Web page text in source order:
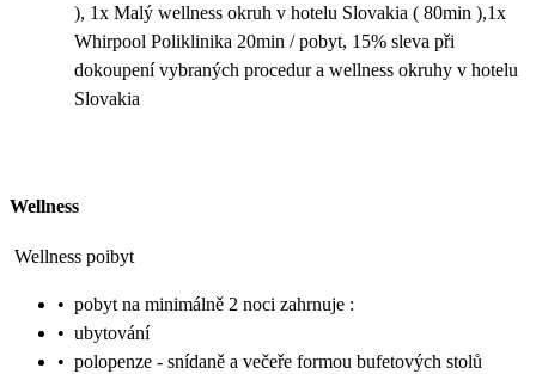
), 1x Malý wellness okruh v hotelu Slovakia ( 80min ),1x
Whirpool Poliklinika 20min / pobyt, 15% sleva při
dokoupení vybraných procedur a wellness okruhy v hotelu
Slovakia
Wellness
Wellness poibyt
• pobyt na minimálně 2 noci zahrnuje :
• ubytování
• polopenze - snídaně a večeře formou bufetových stolů